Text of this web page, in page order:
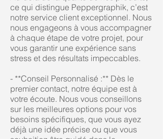
ce qui distingue Peppergraphik, c’est
notre service client exceptionnel. Nous
nous engageons à vous accompagner
à chaque étape de votre projet, pour
vous garantir une expérience sans
stress et des résultats impeccables.
- **Conseil Personnalisé :** Dès le
premier contact, notre équipe est à
votre écoute. Nous vous conseillons
sur les meilleures options pour vos
besoins spécifiques, que vous ayez
déjà une idée précise ou que vous